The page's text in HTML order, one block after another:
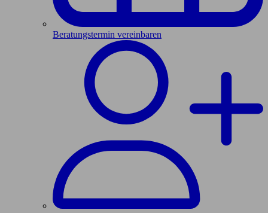
Beratungstermin vereinbaren